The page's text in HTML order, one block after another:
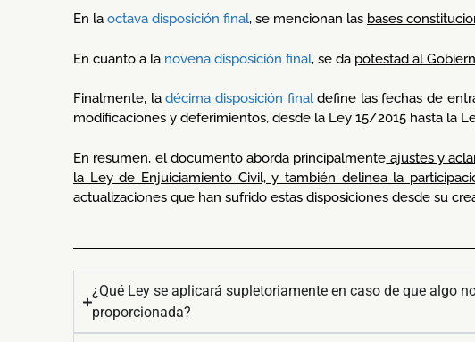
En la octava disposición final, se mencionan las bases
En cuanto a la novena disposición final, se da potestad al
Finalmente, ladécima disposición finaldefine lasfechas de
modificaciones y deferimientos, desde la Ley 15/2015 hasta la
En resumen, el documento aborda principalmente ajustes y
la Ley de Enjuiciamiento Civil, y también delinea la
actualizaciones que han sufrido estas disposiciones desde su
¿Qué Ley se aplicará supletoriamente en caso de que algo
proporcionada?